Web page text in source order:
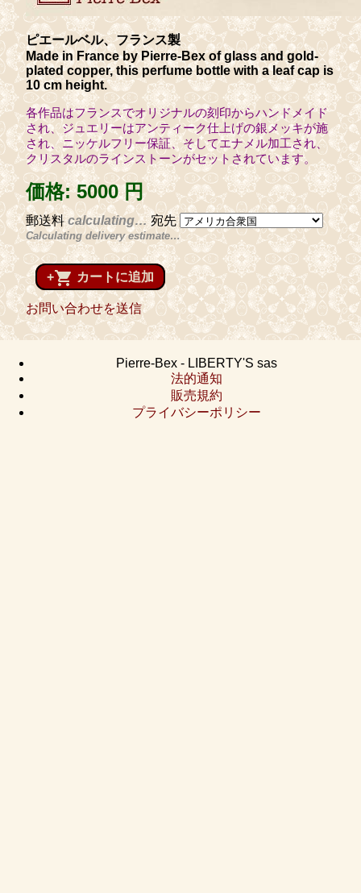
ピエールベル、フランス製
Made in France by Pierre-Bex of glass and gold-
plated copper, this perfume bottle with a leaf cap is
10 cm height.
各作品はフランスでオリジナルの刻印からハンドメイド
され、ジュエリーはアンティーク仕上げの銀メッキが施
され、ニッケルフリー保証、そしてエナメル加工され、
クリスタルのラインストーンがセットされています。
価格:5000 円
郵送料calculating…宛先
Calculating delivery estimate…
+shopping_cart カートに追加
お問い合わせを送信
Pierre-Bex - LIBERTY'S sas
法的通知
販売規約
プライバシーポリシー